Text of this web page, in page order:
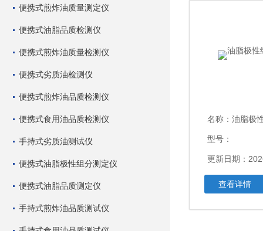
便携式煎炸油质量测定仪
便携式油脂品质检测仪
便携式煎炸油质量检测仪
便携式劣质油检测仪
便携式煎炸油品质检测仪
便携式食用油品质检测仪
手持式劣质油测试仪
便携式油脂极性组分测定仪
便携式油脂品质测定仪
手持式煎炸油品质测试仪
名称： 油脂极
型号：
更新日期：
查看详情